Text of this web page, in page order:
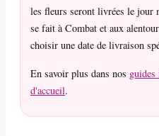
les fleurs seront livrées le jour
se fait à Combat et aux
choisir une date de livraison
En savoir plus dans nos
d'accueil.